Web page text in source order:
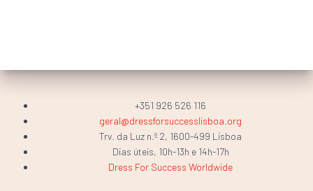
+351 926 526 116
geral@dressforsuccesslisboa.org
Trv. da Luz n.º 2, 1600-499 Lisboa
Dias úteis, 10h-13h e 14h-17h
Dress For Success Worldwide